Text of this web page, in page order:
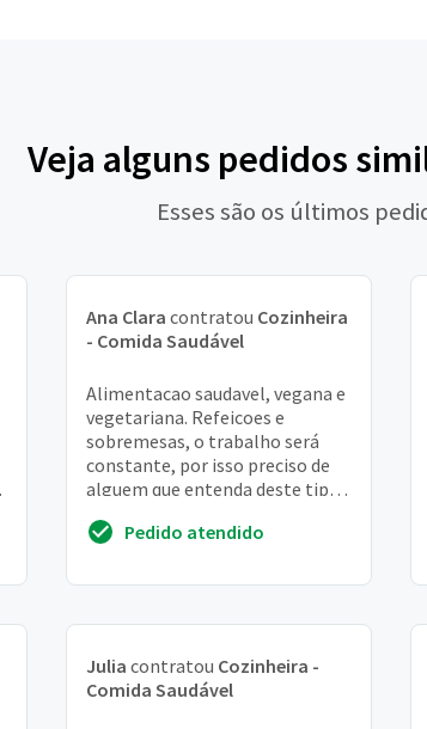
Veja alguns pedidos
Esses são os últimos
Ana Clara contratou Cozinheira
- Comida Saudável
Alimentacao saudavel, vegana e
vegetariana. Refeicoes e
sobremesas, o trabalho será
constante, por isso preciso de
alguem que entenda deste tipo
Pedido atendido
Julia contratou Cozinheira -
Comida Saudável